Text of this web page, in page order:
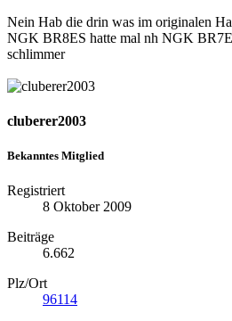
Nein Hab die drin was im originalen
NGK BR8ES hatte mal nh NGK
schlimmer
cluberer2003
Bekanntes Mitglied
Registriert
8 Oktober 2009
Beiträge
6.662
Plz/Ort
96114